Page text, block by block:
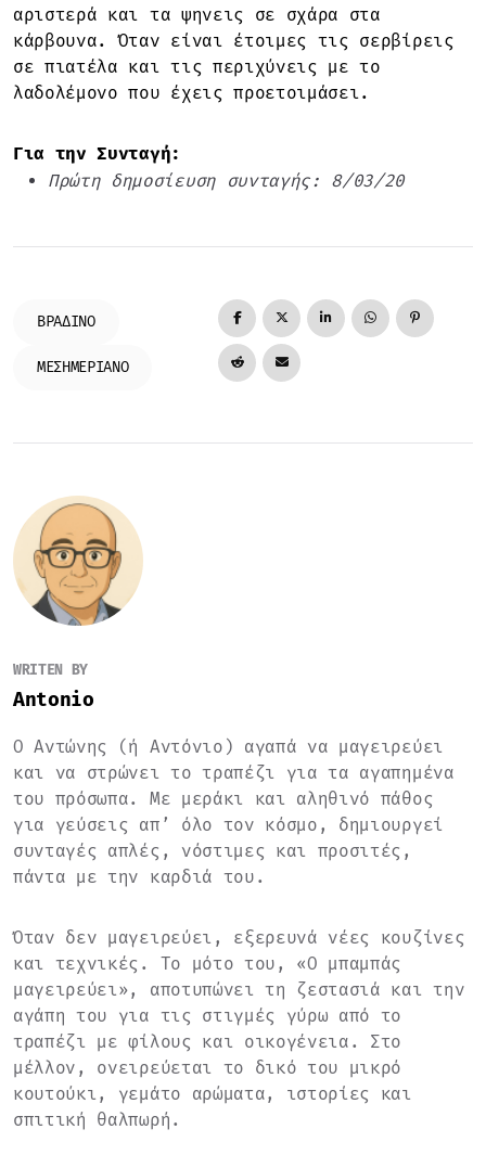
αριστερά και τα ψηνεις σε σχάρα στα
κάρβουνα. Όταν είναι έτοιμες τις σερβίρεις
σε πιατέλα και τις περιχύνεις με το
λαδολέμονο που έχεις προετοιμάσει.
Για την Συνταγή:
Πρώτη δημοσίευση συνταγής: 8/03/20
ΒΡΑΔΙΝΌ
ΜΕΣΗΜΕΡΙΑΝΌ
WRITEN BY
Antonio
Ο Αντώνης (ή Αντόνιο) αγαπά να μαγειρεύει
και να στρώνει το τραπέζι για τα αγαπημένα
του πρόσωπα. Με μεράκι και αληθινό πάθος
για γεύσεις απ’ όλο τον κόσμο, δημιουργεί
συνταγές απλές, νόστιμες και προσιτές,
πάντα με την καρδιά του.
Όταν δεν μαγειρεύει, εξερευνά νέες κουζίνες
και τεχνικές. Το μότο του, «Ο μπαμπάς
μαγειρεύει», αποτυπώνει τη ζεστασιά και την
αγάπη του για τις στιγμές γύρω από το
τραπέζι με φίλους και οικογένεια. Στο
μέλλον, ονειρεύεται το δικό του μικρό
κουτούκι, γεμάτο αρώματα, ιστορίες και
σπιτική θαλπωρή.